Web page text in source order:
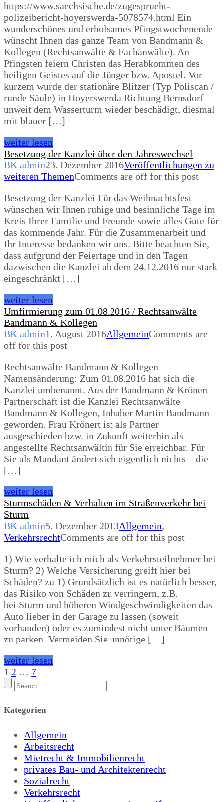
https://www.saechsische.de/zugesprueht-
polizeibericht-hoyerswerda-5078574.html Ein
wunderschönes und erholsames Pfingstwochenende
wünscht Ihnen das ganze Team von Bandmann &
Kollegen (Rechtsanwälte & Fachanwälte). An
Pfingsten feiern Christen das Herabkommen des
heiligen Geistes auf die Jünger bzw. Apostel. Vor
kurzem wurde der stationäre Blitzer (Typ Poliscan /
runde Säule) in Hoyerswerda Richtung Bernsdorf
unweit dem Wasserturm wieder beschädigt, diesmal
mit blauer […]
weiter lesen
Besetzung der Kanzlei über den Jahreswechsel
BK admin23. Dezember 2016Veröffentlichungen zu
weiteren ThemenComments are off for this post
Besetzung der Kanzlei Für das Weihnachtsfest
wünschen wir Ihnen ruhige und besinnliche Tage im
Kreis Ihrer Familie und Freunde sowie alles Gute für
das kommende Jahr. Für die Zusammenarbeit und
Ihr Interesse bedanken wir uns. Bitte beachten Sie,
dass aufgrund der Feiertage und in den Tagen
dazwischen die Kanzlei ab dem 24.12.2016 nur stark
eingeschränkt […]
weiter lesen
Umfirmierung zum 01.08.2016 / Rechtsanwälte
Bandmann & Kollegen
BK admin1. August 2016AllgemeinComments are
off for this post
Rechtsanwälte Bandmann & Kollegen
Namensänderung: Zum 01.08.2016 hat sich die
Kanzlei umbenannt. Aus der Bandmann & Krönert
Partnerschaft ist die Kanzlei Rechtsanwälte
Bandmann & Kollegen, Inhaber Martin Bandmann
geworden. Frau Krönert ist als Partner
ausgeschieden bzw. in Zukunft weiterhin als
angestellte Rechtsanwältin für Sie erreichbar. Für
Sie als Mandant ändert sich eigentlich nichts – die
[…]
weiter lesen
Sturmschäden & Verhalten im Straßenverkehr bei
Sturm
BK admin5. Dezember 2013Allgemein,
VerkehrsrechtComments are off for this post
1) Wie verhalte ich mich als Verkehrsteilnehmer bei
Sturm? 2) Welche Versicherung greift hier bei
Schäden? zu 1) Grundsätzlich ist es natürlich besser,
das Risiko von Schäden zu verringern, z.B.
bei Sturm und höheren Windgeschwindigkeiten das
Auto lieber in der Garage zu lassen (soweit
vorhanden) oder es zumindest nicht unter Bäumen
zu parken. Vermeiden Sie unnötige […]
weiter lesen
1 2 … 7
Kategorien
Allgemein
Arbeitsrecht
Mietrecht & Immobilienrecht
privates Bau- und Architektenrecht
Sozialrecht
Verkehrsrecht